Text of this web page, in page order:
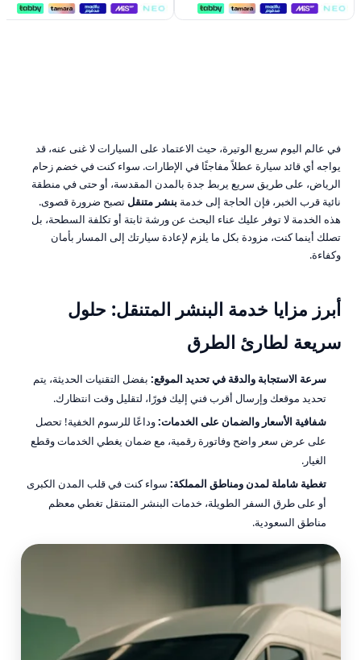
في عالم اليوم سريع الوتيرة، حيث الاعتماد على السيارات لا غنى عنه، قد
يواجه أي قائد سيارة عطلاً مفاجئًا في الإطارات. سواء كنت في خضم زحام
الرياض، على طريق سريع يربط جدة بالمدن المقدسة، أو حتى في منطقة
نائية قرب الخبر، فإن الحاجة إلى خدمة بنشر متنقل تصبح ضرورة قصوى.
هذه الخدمة لا توفر عليك عناء البحث عن ورشة ثابتة أو تكلفة السطحة، بل
تصلك أينما كنت، مزودة بكل ما يلزم لإعادة سيارتك إلى المسار بأمان
وكفاءة.
أبرز مزايا خدمة البنشر المتنقل: حلول
سريعة لطارئ الطرق
سرعة الاستجابة والدقة في تحديد الموقع: بفضل التقنيات الحديثة، يتم
تحديد موقعك وإرسال أقرب فني إليك فورًا، لتقليل وقت انتظارك.
شفافية الأسعار والضمان على الخدمات:وداعًا للرسوم الخفية! تحصل
على عرض سعر واضح وفاتورة رقمية، مع ضمان يغطي الخدمات وقطع
الغيار.
تغطية شاملة لمدن ومناطق المملكة: سواء كنت في قلب المدن الكبرى
أو على طرق السفر الطويلة، خدمات البنشر المتنقل تغطي معظم
مناطق السعودية.